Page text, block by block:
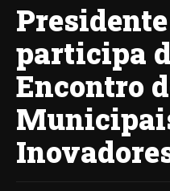
participa
Encontro